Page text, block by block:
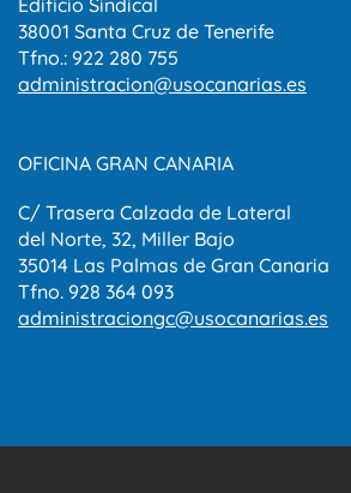
38001 Santa Cruz de Tenerife
Tfno.: 922 280 755
administracion@usocanarias.es
OFICINA GRAN CANARIA
C/ Trasera Calzada de Lateral
del Norte, 32, Miller Bajo
35014 Las Palmas de Gran Canaria
Tfno. 928 364 093
administraciongc@usocanarias.es